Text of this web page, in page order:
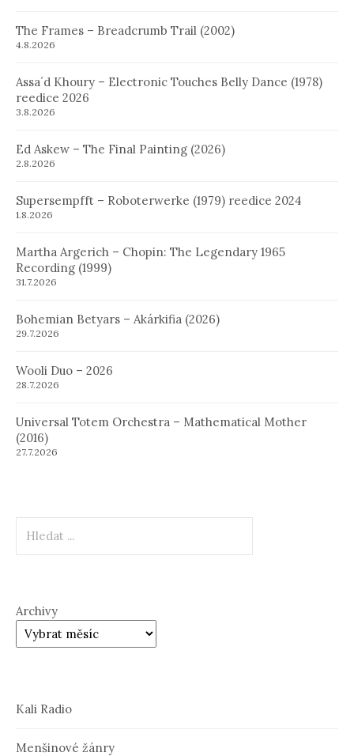
The Frames – Breadcrumb Trail (2002)
4.8.2026
Assa´d Khoury – Electronic Touches Belly Dance (1978)
reedice 2026
3.8.2026
Ed Askew – The Final Painting (2026)
2.8.2026
Supersempfft – Roboterwerke (1979) reedice 2024
1.8.2026
Martha Argerich – Chopin: The Legendary 1965
Recording (1999)
31.7.2026
Bohemian Betyars – Akárkifia (2026)
29.7.2026
Wooli Duo – 2026
28.7.2026
Universal Totem Orchestra – Mathematical Mother
(2016)
27.7.2026
Archivy
Kali Radio
Menšinové žánry